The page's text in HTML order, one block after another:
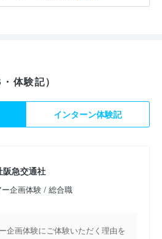
体験記）
インターン体験記
阪急交通社
ー企画体験 / 総合職
企画体験にご体験いただく理由を